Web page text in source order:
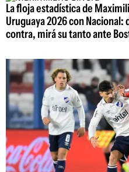
La floja estadística de
Uruguaya 2026 con Nacional:
contra, mirá su tanto ante